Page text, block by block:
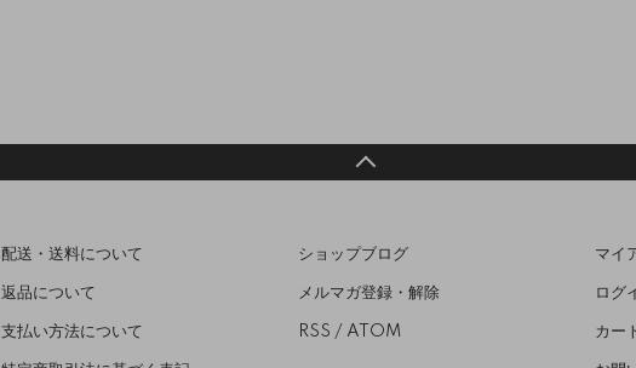
配送・送料について
返品について
支払い方法について
ショップブログ
メルマガ登録・解除
RSS / ATOM
マイ
ログ
カー